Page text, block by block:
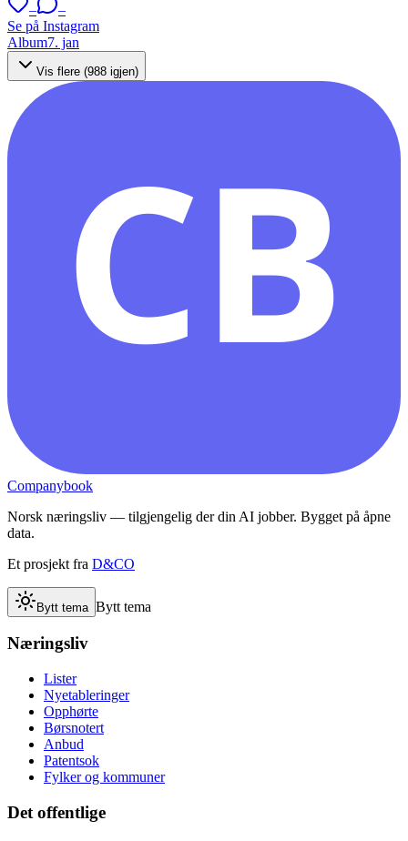
–
–
Se på Instagram
Album7. jan
Vis flere (988 igjen)
CB
Companybook
Norsk næringsliv — tilgjengelig der din AI jobber. Bygget på åpne
data.
Et prosjekt fra D&CO
Bytt tema Bytt tema
Næringsliv
Lister
Nyetableringer
Opphørte
Børsnotert
Anbud
Patentsok
Fylker og kommuner
Det offentlige